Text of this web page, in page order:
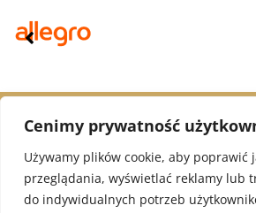
Cenimy prywatność
Używamy plików cookie, aby poprawić
przeglądania, wyświetlać reklamy lub
do indywidualnych potrzeb
© 2021 Alex
INFORMACJE: